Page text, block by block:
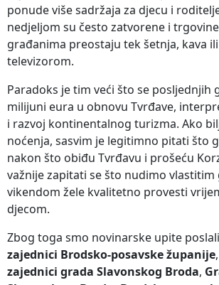
ponude više sadržaja za djecu i
nedjeljom su često zatvorene i
građanima preostaju tek šetnja, kava
televizorom.
Paradoks je tim veći što se posljednjih
milijuni eura u obnovu Tvrđave,
i razvoj kontinentalnog turizma. Ako
noćenja, sasvim je legitimno pitati što
nakon što obiđu Tvrđavu i prošeću
važnije zapitati se što nudimo
vikendom žele kvalitetno provesti
djecom.
Zbog toga smo novinarske upite poslali
zajednici Brodsko-posavske županije,
zajednici grada Slavonskog Broda,